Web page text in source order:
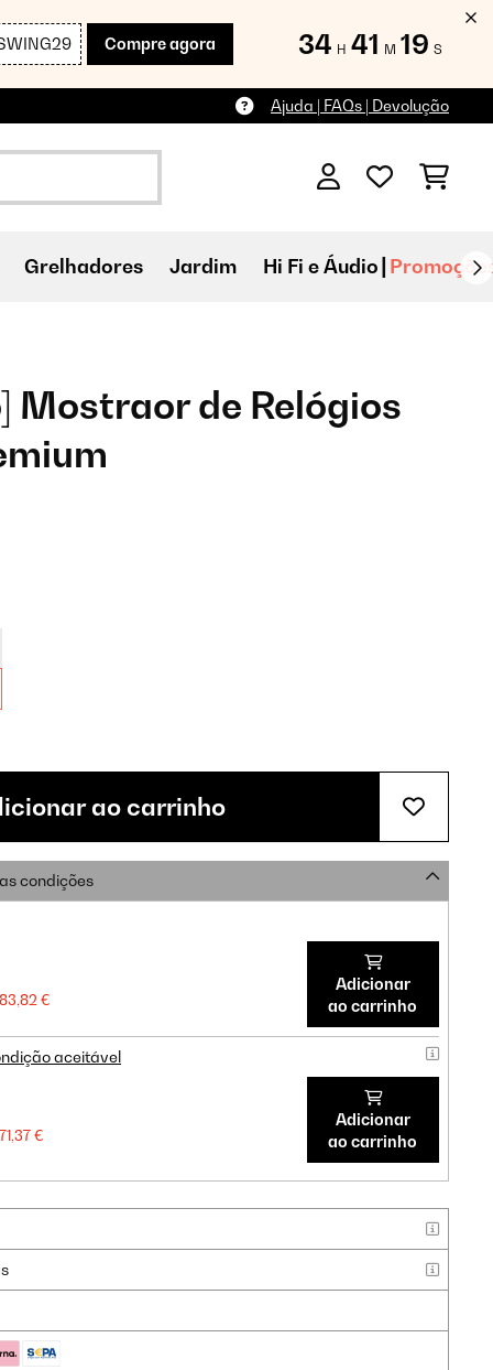
Compre agora 34 H 41 M 17 S
Ajuda | FAQs | Devolução
Grelhadores Jardim Hi Fi e Áudio
Mostraor de Relógios
ao carrinho
condições
83,82 €
Adicionar
ao carrinho
aceitável
71,37 €
Adicionar
ao carrinho